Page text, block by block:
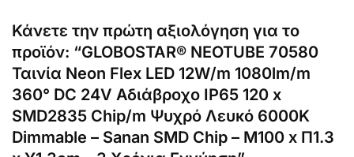
Κάνετε την πρώτη αξιολόγηση για το
προϊόν: “GLOBOSTAR® NEOTUBE 70580
Ταινία Neon Flex LED 12W/m 1080lm/m
360° DC 24V Αδιάβροχο IP65 120 x
SMD2835 Chip/m Ψυχρό Λευκό 6000K
Dimmable – Sanan SMD Chip – Μ100 x Π1.3